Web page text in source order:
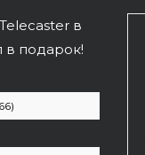
в
в подарок!